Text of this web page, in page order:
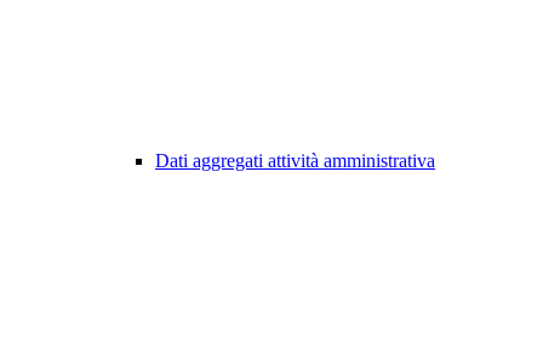
Dati aggregati attività amministrativa